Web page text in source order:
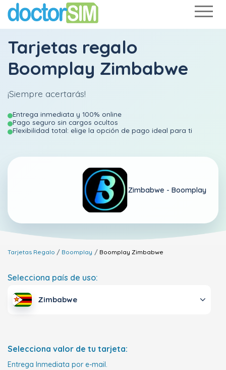
Tarjetas regalo
Boomplay Zimbabwe
¡Siempre acertarás!
Entrega inmediata y 100% online
Pago seguro sin cargos ocultos
Flexibilidad total: elige la opción de pago ideal para ti
Zimbabwe - Boomplay
Tarjetas Regalo Boomplay Boomplay Zimbabwe
Selecciona país de uso:
Zimbabwe
Selecciona valor de tu tarjeta:
Entrega Inmediata por e-mail.